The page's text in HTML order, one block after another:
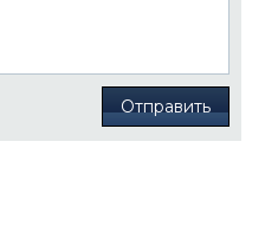
Отправить